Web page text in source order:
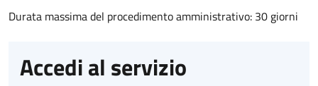
Durata massima del procedimento amministrativo: 30 giorni
Accedi al servizio